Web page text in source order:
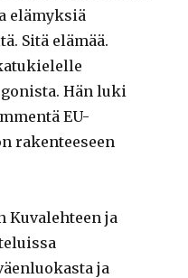
elämyksiä
Sitä elämää.
Hän luki
EU-
rakenteeseen
Kuvalehteen ja
ja